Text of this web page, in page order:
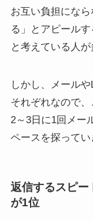
お互い負担にな
る」とアピール
と考えている人が
しかし、メール
それぞれなので
2～3日に1回メー
ペースを探ってい
返信するスピー
が1位